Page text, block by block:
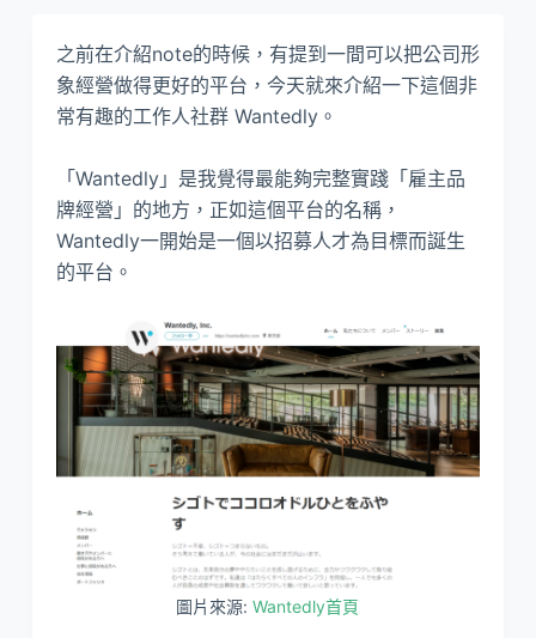
之前在介紹note的時候，有提到一間可以把公司形
象經營做得更好的平台，今天就來介紹一下這個非
常有趣的工作人社群 Wantedly。
「Wantedly」是我覺得最能夠完整實踐「雇主品
牌經營」的地方，正如這個平台的名稱，
Wantedly一開始是一個以招募人才為目標而誕生
的平台。
圖片來源:Wantedly首頁